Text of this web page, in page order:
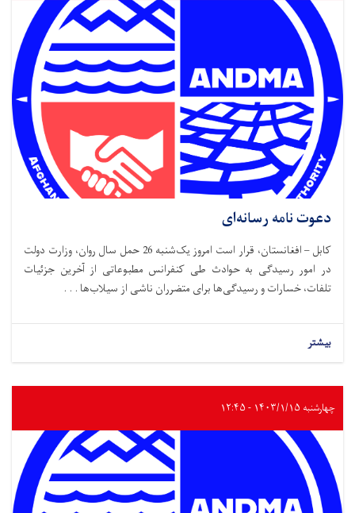
دعوت نامه رسانه‌ای
کابل – افغانستان، قرار است امروز یک‌شنبه 26 حمل سال روان، وزارت دولت
در امور رسیدگی به حوادث طی کنفرانس مطبوعاتی از آخرین جزئیات
تلفات، خسارات و رسیدگی‌ها برای متضرران ناشی از سیلاب‌ها . . .
بیشتر
چهارشنبه ۱۴۰۳/۱/۱۵ - ۱۲:۴۵